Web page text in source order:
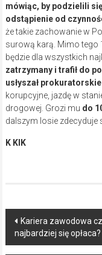
mówiąc, by podzielili
odstąpienie od
że takie zachowanie w
surową karą. Mimo tego
będzie dla wszystkich
zatrzymany i trafił do
usłyszał
korupcyjne, jazdę w
drogowej. Grozi mu do
dalszym losie zdecyduje
K KIK
Post
navigation
Kariera zawodowa
najbardziej się opłaca?